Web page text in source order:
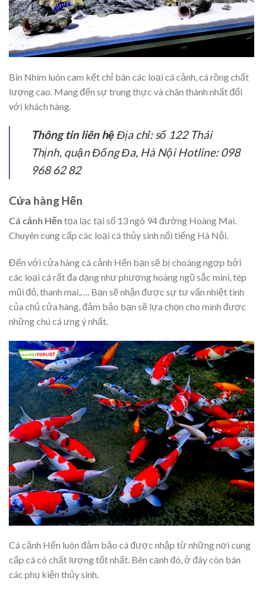
Bin Nhím luôn cam kết chỉ bán các loại cá cảnh, cá rồng chất
lượng cao. Mang đến sự trung thực và chân thành nhất đối
với khách hàng.
Thông tin liên hệ Địa chỉ: số 122 Thái
Thịnh, quận Đống Đa, Hà Nội Hotline: 098
968 62 82
Cửa hàng Hến
Cá cảnh Hến tọa lạc tại số 13 ngõ 94 đường Hoàng Mai.
Chuyên cung cấp các loại cá thủy sinh nổi tiếng Hà Nội.
Đến với cửa hàng cá cảnh Hến bạn sẽ bị choáng ngợp bởi
các loại cá rất đa dạng như phượng hoàng ngũ sắc mini, tép
mũi đỏ, thanh mai,…. Bạn sẽ nhận được sự tư vấn nhiệt tình
của chủ cửa hàng, đảm bảo bạn sẽ lựa chọn cho mình được
những chú cá ưng ý nhất.
Cá cảnh Hến luôn đảm bảo cá được nhập từ những nơi cung
cấp cá có chất lượng tốt nhất. Bên cạnh đó, ở đây còn bán
các phụ kiện thủy sinh.